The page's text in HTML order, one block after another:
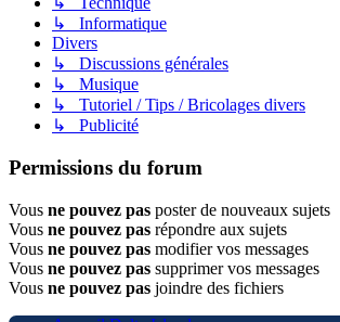
↳ Informatique
Divers
↳ Discussions générales
↳ Musique
↳ Tutoriel / Tips / Bricolages divers
↳ Publicité
Permissions du forum
Vous ne pouvez pas poster de nouveaux sujets
Vous ne pouvez pas répondre aux sujets
Vous ne pouvez pas modifier vos messages
Vous ne pouvez pas supprimer vos messages
Vous ne pouvez pas joindre des fichiers